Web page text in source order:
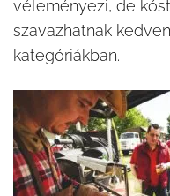
véleményezi, de
szavazhatnak
kategóriákban.